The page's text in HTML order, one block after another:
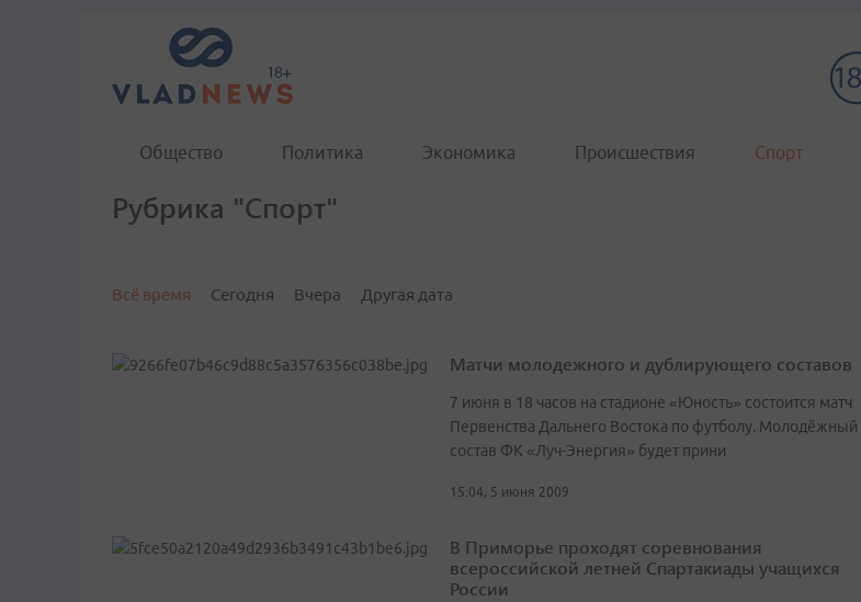
Общество Политика Экономика Происшествия Спорт
Рубрика "Спорт"
Всё время Сегодня Вчера Другая дата
Матчи молодежного и дублирующего составов
7 июня в 18 часов на стадионе «Юность» состоится матч
Первенства Дальнего Востока по футболу. Молодёжный
состав ФК «Луч-Энергия» будет прини
15:04, 5 июня 2009
В Приморье проходят соревнования
всероссийской летней Спартакиады учащихся
России